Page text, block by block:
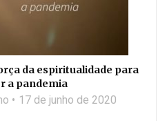
da espiritualidade para
a pandemia
17 de junho de 2020